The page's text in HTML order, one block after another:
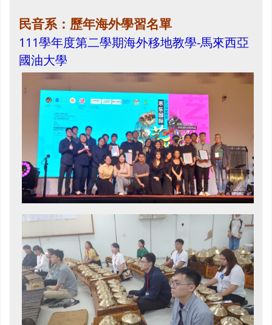
民音系：歷年海外學習名單
111學年度第二學期海外移地教學-馬來西亞
國油大學